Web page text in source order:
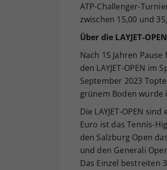
ATP-Challenger-
zwischen 15,00 und
Über die LAYJET-
Nach 15 Jahren
den LAYJET-OPEN
September 2023
grünem Boden wurde
Die LAYJET-OPEN
Euro ist das Tennis-
den Salzburg Open
und den Generali
Das Einzel bestreiten